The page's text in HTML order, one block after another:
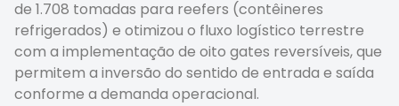
de 1.708 tomadas para reefers (contêineres
refrigerados) e otimizou o fluxo logístico terrestre
com a implementação de oito gates reversíveis, que
permitem a inversão do sentido de entrada e saída
conforme a demanda operacional.